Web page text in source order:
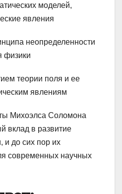
моделей,
явления
неопределенности
физики
теории поля и ее
явлениям
Михоэлса Соломона
вклад в развитие
и до сих пор их
современных научных